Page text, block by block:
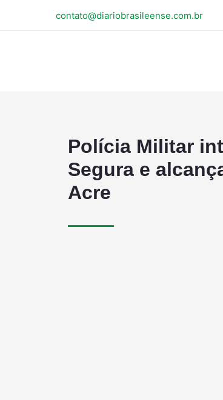
contato@diariobrasileense.com.br
Polícia Militar
Segura e
Acre